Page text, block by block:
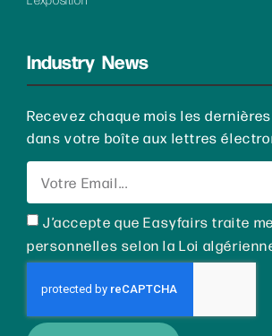
Industry News
Recevez chaque mois les
dans votre boîte aux lettres
J’accepte que Easyfairs traite
personnelles selon la Loi